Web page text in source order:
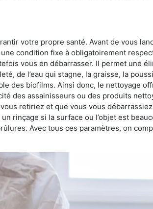
votre propre santé. Avant de vous
condition fixe à obligatoirement
vous en débarrasser. Il permet une
de l’eau qui stagne, la graisse, la
des biofilms. Ainsi donc, le nettoyage
des assainisseurs ou des produits
retiriez et que vous vous
rinçage si la surface ou l’objet est
Avec tous ces paramètres, on